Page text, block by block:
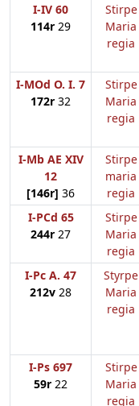
I-IV 60
114r 29
Stirpe
Maria
regia
I-MOd O. I. 7
172r 32
Stirpe
Maria
regia
I-Mb AE XIV
12
[146r] 36
Stirpe
maria
regia
I-PCd 65
244r 27
Stirpe
Maria
regia
I-Pc A. 47
212v 28
Styrpe
Maria
regia
I-Ps 697
59r 22
Stirpe
Maria
regia